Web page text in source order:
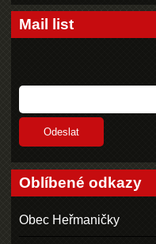
Mail list
Oblíbené odkazy
Obec Heřmaničky